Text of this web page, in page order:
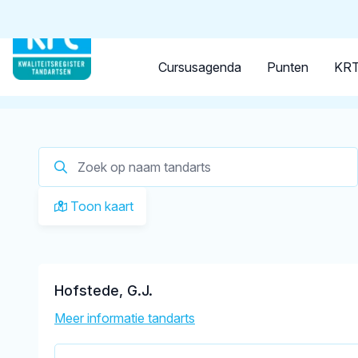
Cursusagenda Punten
Je zoekt een
Op dit moment zijn er1 tandartsen in Oostvoorne
Toon kaart
Hofstede, G.J.
Meer informatie tandarts